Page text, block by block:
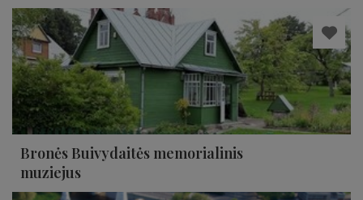
Bronės Buivydaitės memorialinis
muziejus